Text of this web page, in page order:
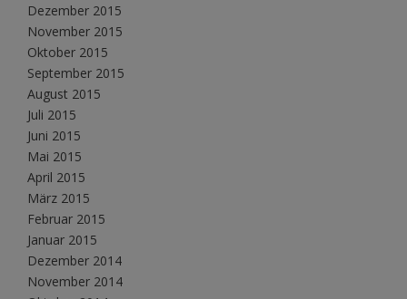
Dezember 2015
November 2015
Oktober 2015
September 2015
August 2015
Juli 2015
Juni 2015
Mai 2015
April 2015
März 2015
Februar 2015
Januar 2015
Dezember 2014
November 2014